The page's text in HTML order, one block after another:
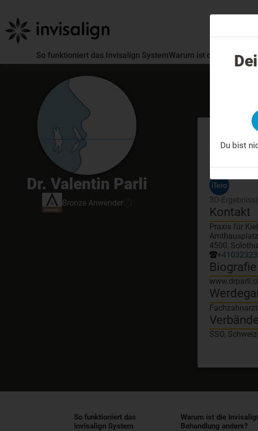
So funktioniert das Invisalign SystemWarum ist die Invisalign
Dr. Valentin Parli
Bronze Anwender
GDC number:
Bronze
3D-
Kontakt
Praxis für
4500,
Biografie
SSO,
So funktioniert das
Invisalign System
Warum ist die
Behandlung anders?
Du bist